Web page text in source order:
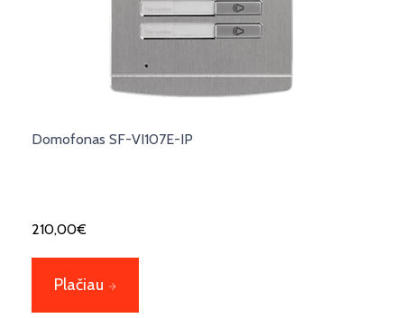
Domofonas SF-VI107E-IP
210,00€
Plačiau